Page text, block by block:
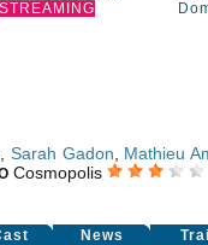
STREAMING
Sarah Gadon Mathieu
Cosmopolis
News